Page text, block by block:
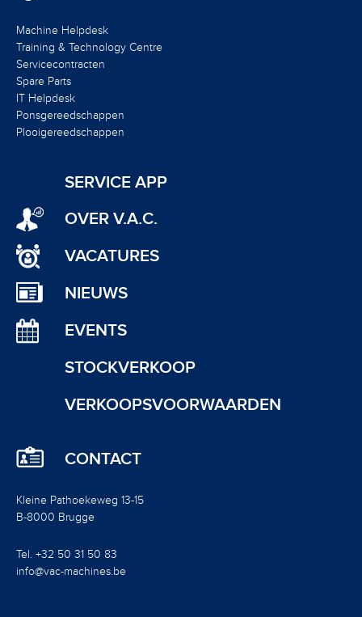
Machine Helpdesk
Training & Technology Centre
Servicecontracten
Spare Parts
IT Helpdesk
Ponsgereedschappen
Plooigereedschappen
SERVICE APP
OVER V.A.C.
VACATURES
NIEUWS
EVENTS
STOCKVERKOOP
VERKOOPSVOORWAARDEN
CONTACT
Kleine Pathoekeweg 13-15
B-8000 Brugge
Tel. +32 50 31 50 83
info@vac-machines.be